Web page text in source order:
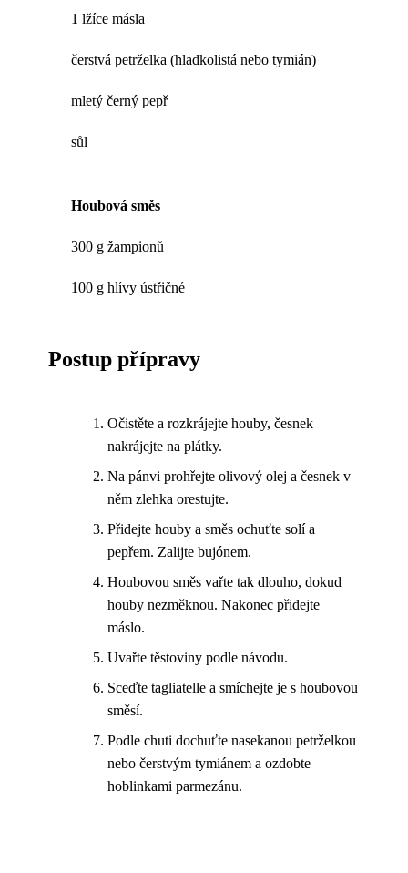
1 lžíce másla
čerstvá petrželka (hladkolistá nebo tymián)
mletý černý pepř
sůl
Houbová směs
300 g žampionů
100 g hlívy ústřičné
Postup přípravy
Očistěte a rozkrájejte houby, česnek
nakrájejte na plátky.
Na pánvi prohřejte olivový olej a česnek v
něm zlehka orestujte.
Přidejte houby a směs ochuťte solí a
pepřem. Zalijte bujónem.
Houbovou směs vařte tak dlouho, dokud
houby nezměknou. Nakonec přidejte
máslo.
Uvařte těstoviny podle návodu.
Sceďte tagliatelle a smíchejte je s houbovou
směsí.
Podle chuti dochuťte nasekanou petrželkou
nebo čerstvým tymiánem a ozdobte
hoblinkami parmezánu.